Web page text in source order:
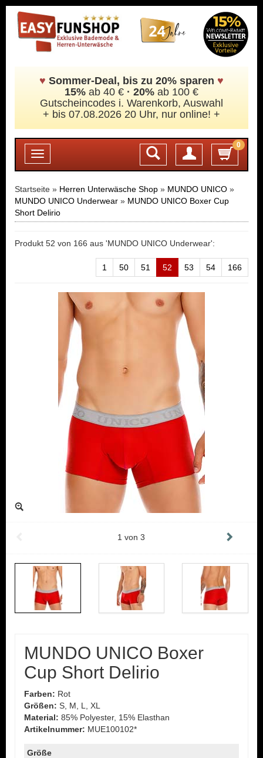
♥ Sommer-Deal, bis zu 20% sparen ♥
15% ab 40 € · 20% ab 100 €
Gutscheincodes i. Warenkorb, Auswahl
+ bis 07.08.2026 20 Uhr, nur online! +
Toggle
navigation
0
Login
Startseite » Herren Unterwäsche Shop » MUNDO UNICO »
MUNDO UNICO Underwear » MUNDO UNICO Boxer Cup
Short Delirio
Produkt 52 von 166 aus 'MUNDO UNICO Underwear':
1 50 51 52 53 54 166
1 von3
MUNDO UNICO Boxer
Cup Short Delirio
Farben: Rot
Größen: S, M, L, XL
Material: 85% Polyester, 15% Elasthan
Artikelnummer: MUE100102*
Größe